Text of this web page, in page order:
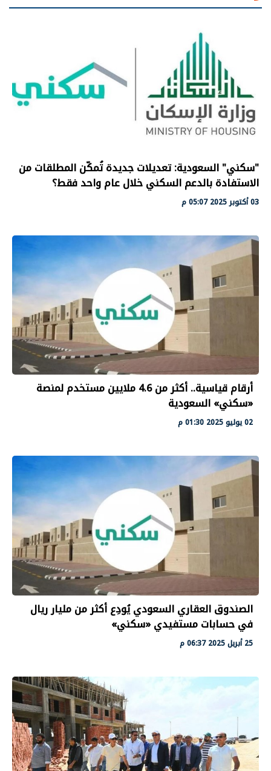
"سكني" السعودية: تعديلات جديدة تُمكّن المطلقات من
الاستفادة بالدعم السكني خلال عام واحد فقط؟
03 أكتوبر 2025 05:07 م
أرقام قياسية.. أكثر من 4.6 ملايين مستخدم لمنصة
«سكني» السعودية
02 يوليو 2025 01:30 م
الصندوق العقاري السعودي يُودِع أكثر من مليار ريال
في حسابات مستفيدي «سكني»
25 أبريل 2025 06:37 م